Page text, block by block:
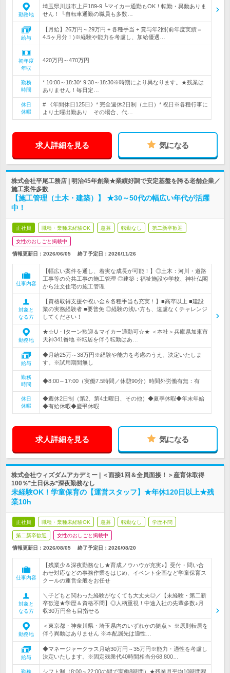
勤務地
埼玉県川越市上戸189‐9 └マイカー通勤もOK！転勤・異動ありま
せん！ └自転車通勤の職員も多数…
給与
【月給】26万円～29万円 + 各種手当 + 賞与年2回(前年度実績＝
4.5ヶ月分！)※経験や能力を考慮し、加給優遇…
初年度
年収
420万円～470万円
勤務
時間
* 10:00～18:30* 9:30～18:30※時期により異なります。★残業は
ありません！毎日定…
休日
休暇
# 《年間休日125日》* 完全週休2日制（土日）* 祝日※各種行事に
より土曜出勤あり その場合、代…
求人詳細を見る 気になる
株式会社平尾工務店 | 明治45年創業★業績好調で安定基盤を誇る老舗企業／
施工案件多数
【施工管理（土木・建築）】 ★30～50代の幅広い年代が活躍
中！
正社員 職種・業種未経験OK 急募 転勤なし 第二新卒歓迎
女性のおしごと掲載中
情報更新日：2026/06/05 終了予定日： 2026/11/26
仕事内容
【幅広い案件を通し、着実な成長が可能！】◎土木：河川・道路
工事等の公共工事の施工管理 ◎建築：福祉施設や学校、神社仏閣
から注文住宅の施工管理
対象と
なる方
【資格取得支援や祝い金＆各種手当も充実！】■高卒以上 ■建設
業の実務経験者 ■要普免 ◎経験の浅い方も、遠慮なくチャレンジ
してください！
勤務地
★☆U・Iターン歓迎＆マイカー通勤可☆★ ＜本社＞兵庫県加東市
天神341番地 ※転居を伴う転勤はあ…
給与
◆月給25万～38万円※経験や能力を考慮のうえ、決定いたしま
す。※試用期間無し
勤務
時間
◆8:00～17:00（実働7.5時間／休憩90分）時間外労働有無：有
休日
休暇
◆週休2日制（第2、第4土曜日、その他）◆夏季休暇◆年末年始
◆有給休暇◆慶弔休暇
求人詳細を見る 気になる
株式会社ウィズダムアカデミー | ＜面接1回＆全員面接！＞産育休取得
100％*土日休み*深夜勤務なし
未経験OK！学童保育の【運営スタッフ】★年休120日以上★残
業10h
正社員 職種・業種未経験OK 急募 転勤なし 学歴不問
第二新卒歓迎 女性のおしごと掲載中
情報更新日：2026/08/05 終了予定日： 2026/08/20
仕事内容
【残業少＆深夜勤務なし★育成ノウハウが充実♪】受付・問い合
わせ対応などの事務作業をはじめ、イベント企画など学童保育ス
クールの運営全般をお任せ
対象と
なる方
＼子どもと関わった経験がなくても大丈夫◎／【未経験・第二新
卒歓迎★学歴＆資格不問】◎人柄重視！中途入社の先輩多数♪月
収30万円台も目指せる
勤務地
＜東京都・神奈川県・埼玉県内のいずれかの拠点＞ ※原則転居を
伴う異動はありません ※本配属先は適性…
給与
◆マネージャークラス月給30万円～35万円※能力・適性を考慮し
決定いたします。※固定残業代40時間相当分68,800…
勤務 シフト制（8:00～22:00の間で実働8時間）★残業月平均10時間程